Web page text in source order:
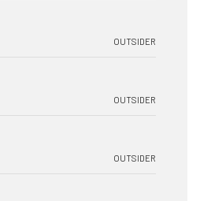
OUTSIDER
OUTSIDER
OUTSIDER